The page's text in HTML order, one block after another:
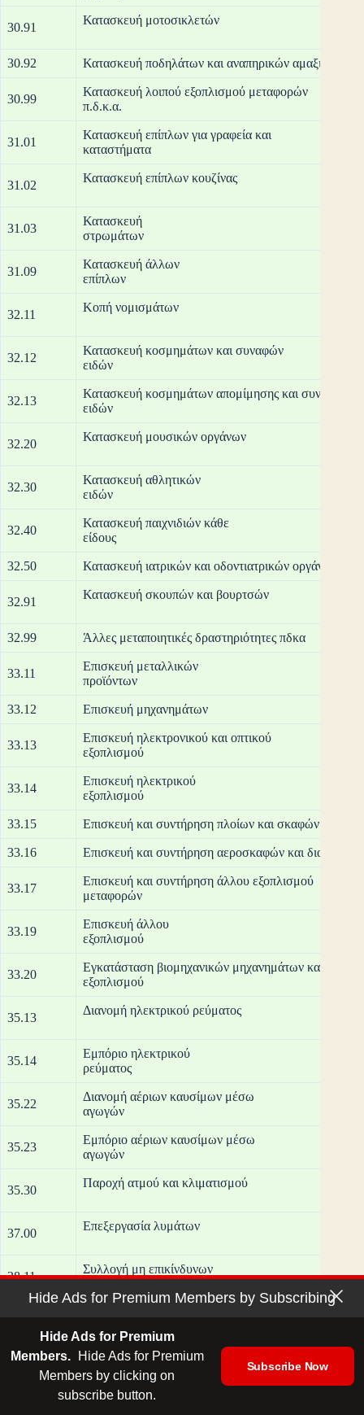
30.91
30.92 Κατασκευή ποδηλάτων και αναπηρικών αμαξιδίων
30.99
Κατασκευή λοιπού εξοπλισμού μεταφορών
31.01
Κατασκευή επίπλων για γραφεία και
31.02
Κατασκευή επίπλων κουζίνας
31.03
Κατασκευή
31.09
Κατασκευή άλλων
32.11
Κοπή
32.12
Κατασκευή κοσμημάτων και συναφών
32.13
Κατασκευή κοσμημάτων απομίμησης και συναφών
32.20
32.30
Κατασκευή αθλητικών
32.40
Κατασκευή παιχνιδιών κάθε
32.50 Κατασκευή ιατρικών και οδοντιατρικών οργάνων και
32.91
Κατασκευή
32.99 Άλλες μεταποιητικές δραστηριότητες πδκα
33.11
Επισκευή μεταλλικών
33.12 Επισκευή μηχανημάτων
33.13
Επισκευή ηλεκτρονικού και οπτικού
33.14
Επισκευή ηλεκτρικού
33.15 Επισκευή και συντήρηση πλοίων και σκαφών
33.16 Επισκευή και συντήρηση αεροσκαφών και
33.17
Επισκευή και συντήρηση άλλου εξοπλισμού
33.19
Επισκευή άλλου
33.20
Εγκατάσταση βιομηχανικών μηχανημάτων και
35.13
Διανομή
35.14
Εμπόριο ηλεκτρικού
35.22
Διανομή αέριων καυσίμων μέσω
35.23
Εμπόριο αέριων καυσίμων μέσω
35.30
Παροχή
37.00
38.11
Συλλογή μη επικίνδυνων
38.12
38.21
Επεξεργασία και διάθεση μη επικίνδυνων
Επεξεργασία και διάθεση επικίνδυνων
Hide Ads for Premium Members by Subscribing
Hide Ads for Premium
Members.
Hide Ads for Premium
Members by clicking on
subscribe button.
Subscribe Now